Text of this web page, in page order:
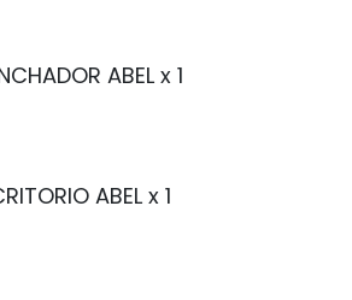
ABELx 1
ABELx 1